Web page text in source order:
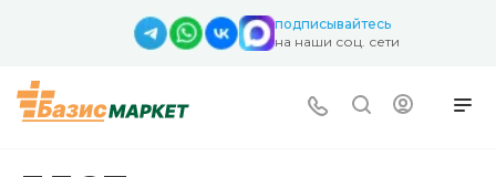
подписывайтесь
на наши соц. сети